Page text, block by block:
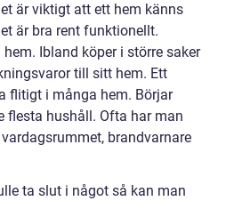
är viktigt att ett hem känns
är bra rent funktionellt.
Ibland köper i större saker
till sitt hem. Ett
flitigt i många hem. Börjar
flesta hushåll. Ofta har man
brandvarnare
ta slut i något så kan man